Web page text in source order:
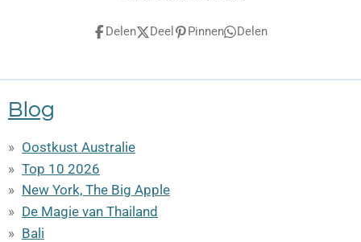
Delen Deel Pinnen Delen
Blog
Oostkust Australie
Top 10 2026
New York, The Big Apple
De Magie van Thailand
Bali